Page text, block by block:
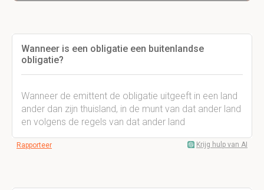
Wanneer is een obligatie een buitenlandse
obligatie?
Wanneer de emittent de obligatie uitgeeft in een land
ander dan zijn thuisland, in de munt van dat ander land
en volgens de regels van dat ander land
Rapporteer Krijg hulp van AI